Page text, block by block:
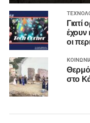
Γιατί
οι
στο